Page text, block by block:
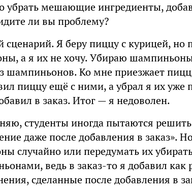
убрать мешающие ингредиенты,
ли вы проблему?
сценарий. Я беру пиццу с курицей, но
а я их не хочу. Убираю
шампиньонов. Ко мне приезжает
пиццу ещё с ними, а убрал я их
в заказ. Итог — я недоволен.
студенты иногда пытаются
даже после добавления в заказ».
случайно или передумать их
ведь в заказ-то я добавил как
сделанные после добавления в